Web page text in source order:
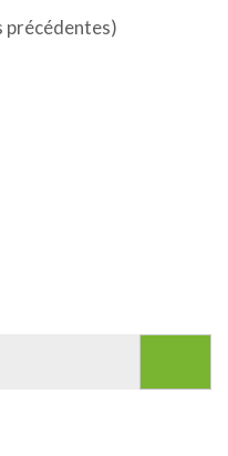
précédentes)